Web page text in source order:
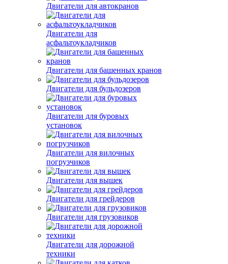
Двигатели для автокранов
Двигатели для
асфальтоукладчиков
Двигатели для башенных кранов
Двигатели для бульдозеров
Двигатели для буровых
установок
Двигатели для вилочных
погрузчиков
Двигатели для вышек
Двигатели для грейдеров
Двигатели для грузовиков
Двигатели для дорожной
техники